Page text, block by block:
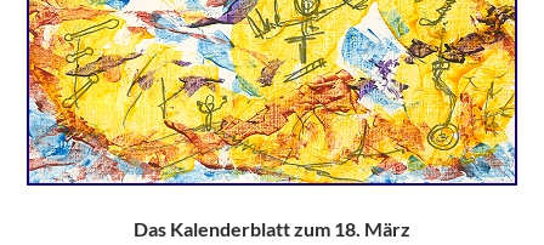
Das Kalenderblatt zum 18. März